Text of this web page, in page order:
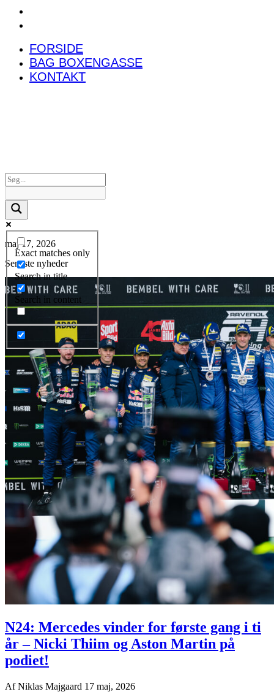
FORSIDE
BAG BOXENGASSE
KONTAKT
Exact matches only
Search in title
Search in content
maj 17, 2026
Seneste nyheder
N24: Mercedes vinder for første gang i ti
år – Nicki Thiim og Aston Martin på
podiet!
AfNiklas Majgaard 17 maj, 2026